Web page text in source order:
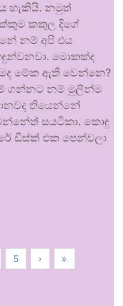
හැකියි. නමුත්
කකුල දිගේ
නම් අපි එය
මොකක්ද
මේක ඇති වෙන්නෙ?
ගන්නට නම් මුලින්ම
තියෙන්නේ
සයටිකා. කොඳු
ඩිස්ක් එක පෙන්වලා
5 › »